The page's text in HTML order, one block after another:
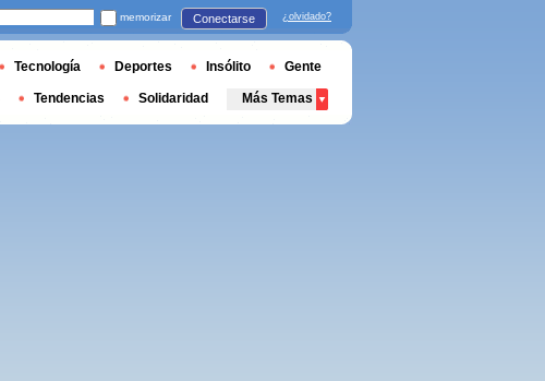
memorizar Conectarse ¿olvidado?
Tecnología Deportes Insólito Gente
Tendencias Solidaridad Más Temas